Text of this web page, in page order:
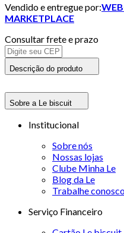
Vendido e entregue por:
MARKETPLACE
Consultar frete e prazo
Descrição do produto
Sobre a Le biscuit
Institucional
Sobre nós
Nossas lojas
Clube Minha Le
Blog da Le
Trabalhe
Serviço Financeiro